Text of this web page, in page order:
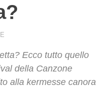
Ecco tutto quello
della Canzone
alla kermesse canora